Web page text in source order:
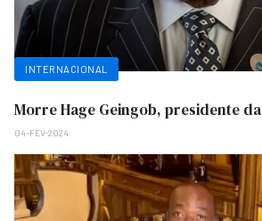
INTERNACIONAL
Morre Hage Geingob, presidente
04-FEV-2024